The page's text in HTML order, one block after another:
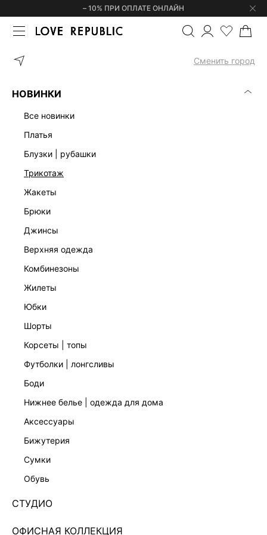
– 10% ПРИ ОПЛАТЕ ОНЛАЙН
Сменить город
НОВИНКИ
все новинки
платья
блузки | рубашки
трикотаж
жакеты
брюки
джинсы
верхняя одежда
комбинезоны
жилеты
юбки
шорты
корсеты | топы
футболки | лонгсливы
боди
нижнее белье | одежда для дома
аксессуары
бижутерия
сумки
обувь
СТУДИО
ОФИСНАЯ КОЛЛЕКЦИЯ
ГЛАВНАЯ ТУНИКА ИЗ
НАТУРАЛЬНЫЙ ЛЕН
ТУНИКА ИЗ 100% ЛЬНА 5255009309-1
Нет в наличии
ЦВЕТ:БЕЛЫЙ